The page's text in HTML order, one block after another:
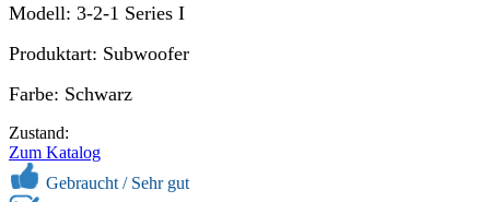
Modell: 3-2-1 Series I
Produktart: Subwoofer
Farbe: Schwarz
Zustand:
Zum Katalog
Gebraucht / Sehr gut